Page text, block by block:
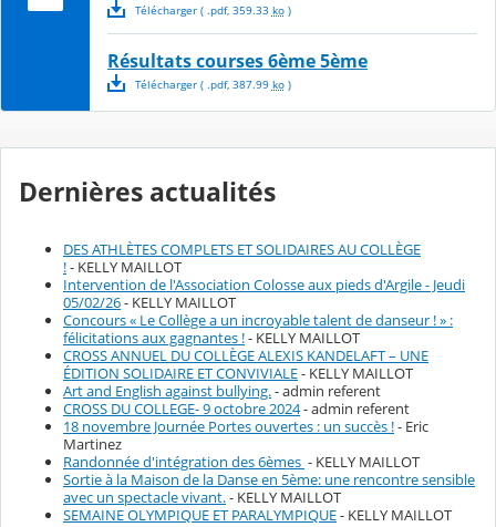
Télécharger( .pdf, 359.33 ko)
Résultats courses 6ème 5ème
Télécharger( .pdf, 387.99 ko)
Dernières actualités
DES ATHLÈTES COMPLETS ET SOLIDAIRES AU COLLÈGE
!- KELLY MAILLOT
Intervention de l'Association Colosse aux pieds d'Argile - Jeudi
05/02/26- KELLY MAILLOT
Concours « Le Collège a un incroyable talent de danseur ! » :
félicitations aux gagnantes !- KELLY MAILLOT
CROSS ANNUEL DU COLLÈGE ALEXIS KANDELAFT – UNE
ÉDITION SOLIDAIRE ET CONVIVIALE- KELLY MAILLOT
Art and English against bullying.- admin referent
CROSS DU COLLEGE- 9 octobre 2024- admin referent
18 novembre Journée Portes ouvertes : un succès !- Eric
Martinez
Randonnée d'intégration des 6èmes - KELLY MAILLOT
Sortie à la Maison de la Danse en 5ème: une rencontre sensible
avec un spectacle vivant.- KELLY MAILLOT
SEMAINE OLYMPIQUE ET PARALYMPIQUE- KELLY MAILLOT